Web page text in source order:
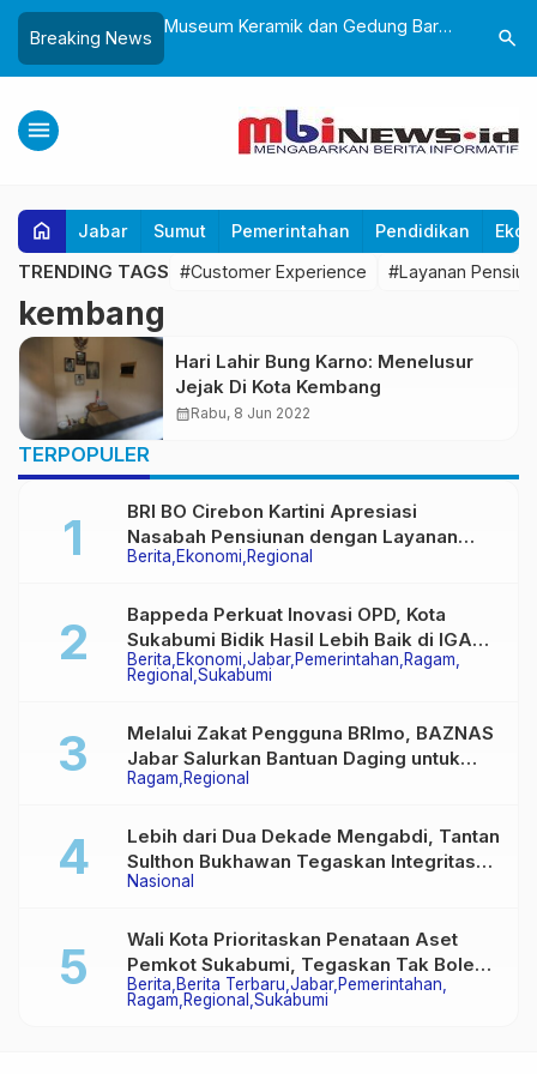
Breaking News
25 dengan Aksi
dan Alun-Alun
Museum Keramik dan Gedung Baru
Ponpes Al-Fath Perkuat Pelestarian
Budaya Nusantara
Lantik
Adaptif
search
menu
home Jabar Sumut Pemerintahan Pendidikan
TRENDING TAGS #Customer Experience #Layanan
kembang
Hari Lahir Bung Karno: Menelusur
Jejak Di Kota Kembang
calendar_monthRabu, 8 Jun 2022
TERPOPULER
Berita Ekonomi Regional
BRI BO Cirebon Kartini Apresiasi
Nasabah Pensiunan dengan Layanan
Terpadu, Literasi Keuangan hingga
Berita Ekonomi Jabar Pemerintahan Ragam
Regional Sukabumi
Bappeda Perkuat Inovasi OPD, Kota
Sukabumi Bidik Hasil Lebih Baik di IGA
2026
Ragam Regional
Melalui Zakat Pengguna BRImo, BAZNAS
Jabar Salurkan Bantuan Daging untuk
Masyarakat Desa Ciririp
Nasional
Lebih dari Dua Dekade Mengabdi, Tantan
Sulthon Bukhawan Tegaskan Integritas
Adalah Harga Mati Wartawan
Berita Berita Terbaru Jabar Pemerintahan
Ragam Regional Sukabumi
Wali Kota Prioritaskan Penataan Aset
Pemkot Sukabumi, Tegaskan Tak Boleh
Ada Lagi Sengketa Lahan